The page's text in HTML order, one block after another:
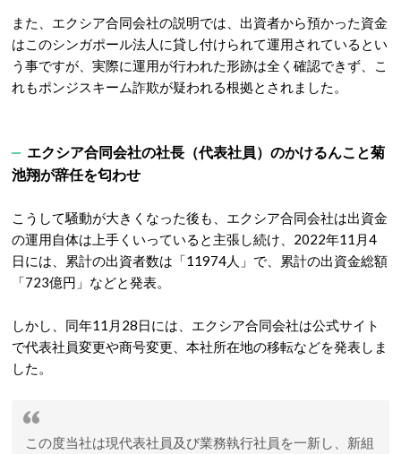
また、エクシア合同会社の説明では、出資者から預かった資金
はこのシンガポール法人に貸し付けられて運用されているとい
う事ですが、実際に運用が行われた形跡は全く確認できず、こ
れもポンジスキーム詐欺が疑われる根拠とされました。
エクシア合同会社の社長（代表社員）のかけるんこと菊
池翔が辞任を匂わせ
こうして騒動が大きくなった後も、エクシア合同会社は出資金
の運用自体は上手くいっていると主張し続け、2022年11月4
日には、累計の出資者数は「11974人」で、累計の出資金総額
「723億円」などと発表。
しかし、同年11月28日には、エクシア合同会社は公式サイト
で代表社員変更や商号変更、本社所在地の移転などを発表しま
した。
この度当社は現代表社員及び業務執行社員を一新し、新組